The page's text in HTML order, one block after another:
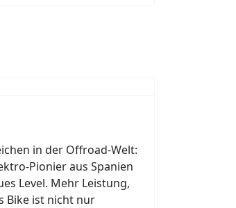
in der Offroad-Welt:
Pionier aus Spanien
Level. Mehr Leistung,
Bike ist nicht nur